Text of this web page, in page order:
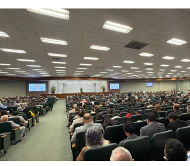
amenazarme ni influenciarme”, escribió
publicación ha fue borrada, pero las
visibles en Internet.
Los comentarios de West fueronmuy
numerosos usuarios de las redes
líderes políticos y la Liga Antidifamación
influyente organización que combate el
El regreso a Twitter del conocido músico,
hace llamar Ye y que tiene más de 31
seguidores en esta plataforma, había